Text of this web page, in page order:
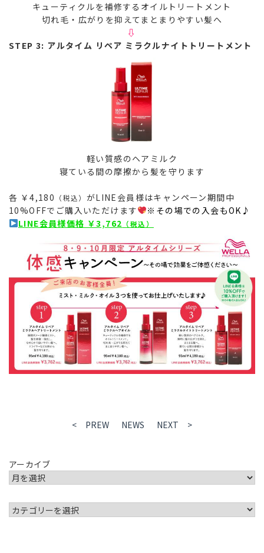
キューティクルを補修するオイルトリートメント
切れ毛・広がりを抑えてまとまりやすい髪へ
⇩
STEP 3: アルタイム リペア ミラクルナイトトリートメント
軽い質感のヘアミルク
寝ている間の摩擦から髪を守ります
各 ￥4,180 （税込） がLINE会員様はキャンペーン期間中
10%OFFでご購入いただけます
※その場での入会もOK♪
LINE会員様価格 ￥3,762 （税込）
< PREW NEWS NEXT >
アーカイブ